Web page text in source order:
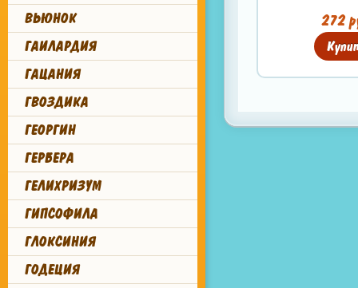
ВЬЮНОК
ГАИЛАРДИЯ
ГАЦАНИЯ
ГВОЗДИКА
ГЕОРГИН
ГЕРБЕРА
ГЕЛИХРИЗУМ
ГИПСОФИЛА
ГЛОКСИНИЯ
ГОДЕЦИЯ
272